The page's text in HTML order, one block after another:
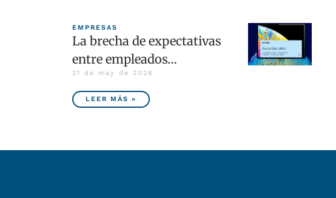
EMPRESAS
La brecha de expectativas
entre empleados…
21 de may de 2026
LEER MÁS »